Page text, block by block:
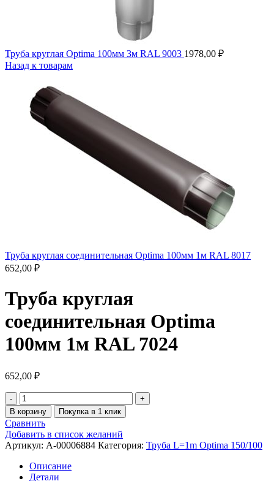
Труба круглая Optima 100мм 3м RAL 9003 1978,00 ₽
Назад к товарам
Труба круглая соединительная Optima 100мм 1м RAL 8017
652,00 ₽
Труба круглая
соединительная Optima
100мм 1м RAL 7024
652,00 ₽
В корзину Покупка в 1 клик
Сравнить
Добавить в список желаний
Артикул: A-00006884 Категория: Труба L=1m Optima 150/100
Описание
Детали